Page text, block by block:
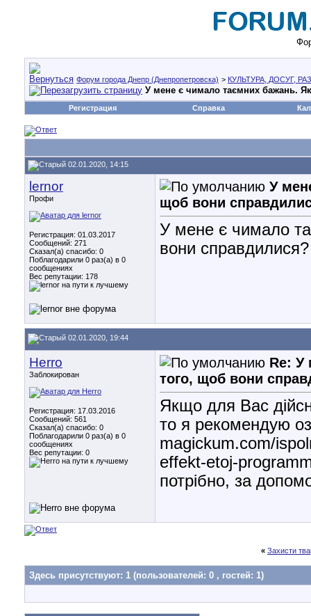
Форум города Днепр (Днепропетровска) > КУЛЬТУРА, ДОСУГ,
У мене є чимало таємних бажань.
Регистрация Справка
02.01.2020, 14:15
lernor
Профи
Регистрация: 01.03.2017
Сообщений: 271
Сказал(а) спасибо: 0
Поблагодарили 0 раз(а) в 0
сообщениях
Вес репутации: 178
У
щоб вони
У мене є чимало
вони справдилися?
02.01.2020, 19:44
Herro
Заблокирован
Регистрация: 17.03.2016
Сообщений: 561
Сказал(а) спасибо: 0
Поблагодарили 0 раз(а) в 0
сообщениях
Вес репутации: 0
Re: У
того, щоб вони
Якщо для Вас
то я рекомендую
magickum.com/
effekt-etoj-
потрібно, за
« Захисти
Здесь присутствуют: 1 (пользователей: 0 , гостей: 1)